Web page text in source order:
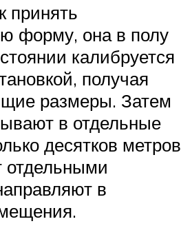
принять
форму, она в полу
калибруется
получая
размеры. Затем
в отдельные
десятков метров
отдельными
в